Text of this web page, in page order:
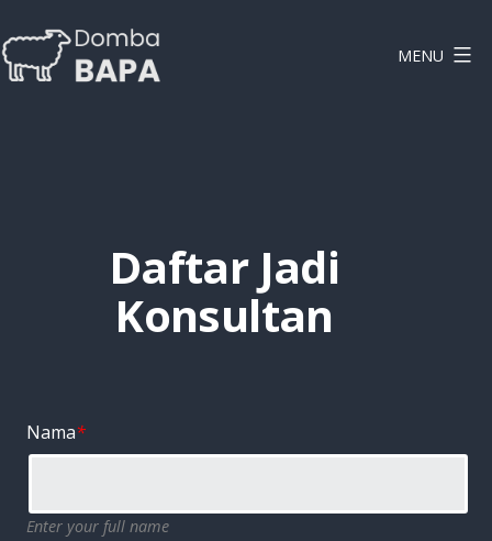
ke
konten
MENU
Daftar Jadi
Konsultan
Nama*
Enter your full name